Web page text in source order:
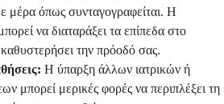
μέρα όπως συνταγογραφείται. Η
να διαταράξει τα επίπεδα στο
την πρόοδό σας.
Η ύπαρξη άλλων ιατρικών ή
μπορεί μερικές φορές να περιπλέξει τη